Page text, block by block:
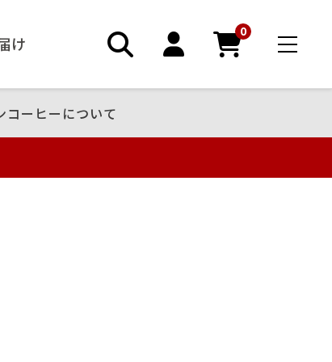
け
0
コーヒーについて